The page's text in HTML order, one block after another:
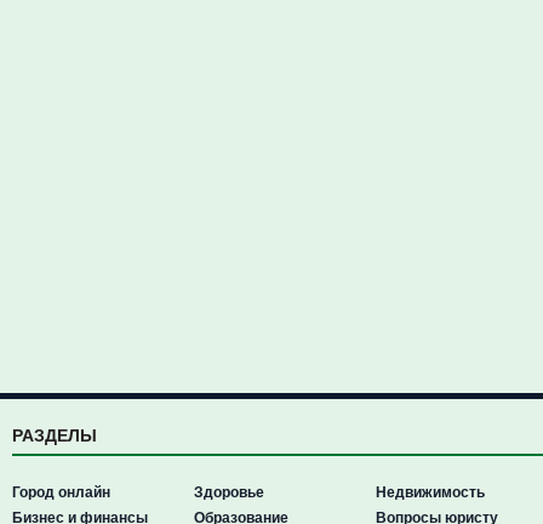
РАЗДЕЛЫ
Город онлайн
Бизнес и финансы
Здоровье
Образование
Недвижимость
Вопросы юристу